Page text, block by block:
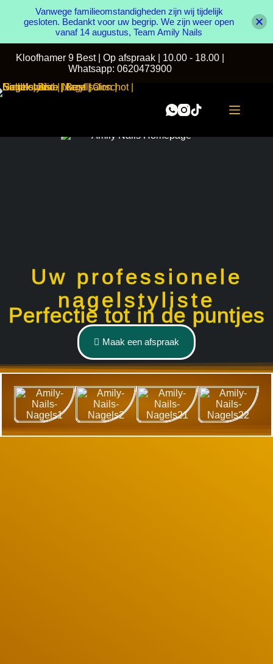
Kloofhamer 9 Best | Op afspraak | 10.00 - 18.00 |
Whatsapp: 0620473900
Uw professionele
nagelstyliste
Perfectie tot in de puntjes
Maak een afspraak
Vanwege familieomstandigheden zijn wij tijdelijk
gesloten. Bedankt voor uw begrip. We zijn weer open
vanaf 14 augustus, Team Amily Nails